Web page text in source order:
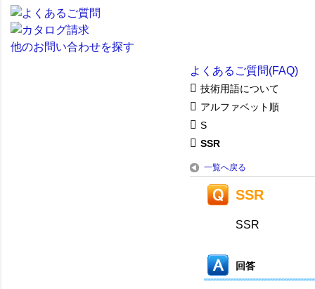
他のお問い合わせを探す
よくあるご質問(FAQ)
技術用語について
アルファベット順
S
SSR
一覧へ戻る
SSR
SSR
回答